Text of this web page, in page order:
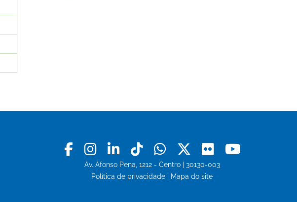
Facebook
Instagram
LinkedinTiktokWhatsapp
X Flickr
Av. Afonso Pena, 1212 - Centro | 30130-003
Política de privacidade
Mapa do site